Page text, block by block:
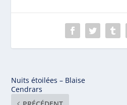
Nuits étoilées – Blaise
Cendrars